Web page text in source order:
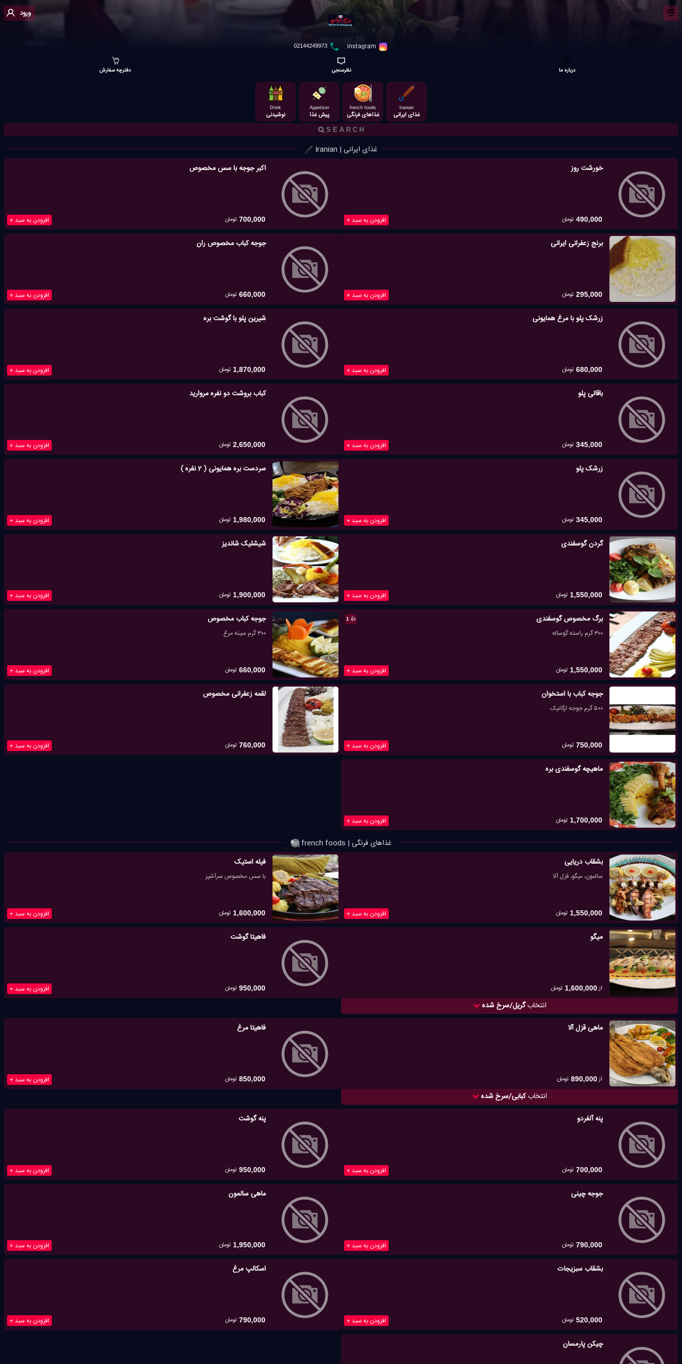
ورود
02144249973
درباره ما نظرسنجی دفترچه سفارش
Iranian
غذای ایرانی
french foods
غذاهای فرنگی
Appetizer
پیش غذا
Drink
نوشیدنی
غذای ایرانی | Iranian
خورشت روز
افزودن به سبد + 490,000 تومان
اکبر جوجه با سس مخصوص
افزودن به سبد + 700,000 تومان
برنج زعفرانی ایرانی
افزودن به سبد + 295,000 تومان
جوجه کباب مخصوص ران
افزودن به سبد + 660,000 تومان
زرشک پلو با مرغ همایونی
افزودن به سبد + 680,000 تومان
شیرین پلو با گوشت بره
افزودن به سبد + 1,870,000 تومان
باقالی پلو
افزودن به سبد + 345,000 تومان
کباب بروشت دو نفره مروارید
افزودن به سبد + 2,650,000 تومان
زرشک پلو
افزودن به سبد + 345,000 تومان
سردست بره همایونی ( 2 نفره )
افزودن به سبد + 1,980,000 تومان
گردن گوسفندی
افزودن به سبد + 1,550,000 تومان
شیشلیک شاندیز
افزودن به سبد + 1,900,000 تومان
👍
1 برگ مخصوص گوسفندی
۳۰۰ گرم راسته گوساله
افزودن به سبد + 1,550,000 تومان
جوجه کباب مخصوص
۳۰۰ گرم سینه مرغ
افزودن به سبد + 660,000 تومان
جوجه کباب با استخوان
۵۰۰ گرم جوجه ارگانیک
افزودن به سبد + 750,000 تومان
لقمه زعفرانی مخصوص
افزودن به سبد + 760,000 تومان
ماهیچه گوسفندی بره
افزودن به سبد + 1,700,000 تومان
غذاهای فرنگی | french foods
بشقاب دریایی
سالمون، میگو، قزل آلا
افزودن به سبد + 1,550,000 تومان
فیله استیک
با سس مخصوص سرآشپز
افزودن به سبد + 1,600,000 تومان
میگو
از1,600,000 تومان
انتخابگریل/سرخ شده
فاهیتا گوشت
افزودن به سبد + 950,000 تومان
ماهی قزل آلا
از890,000 تومان
انتخابکبابی/سرخ شده
فاهیتا مرغ
افزودن به سبد + 850,000 تومان
پنه آلفردو
افزودن به سبد + 700,000 تومان
پنه گوشت
افزودن به سبد + 950,000 تومان
جوجه چینی
افزودن به سبد + 790,000 تومان
ماهی سالمون
افزودن به سبد + 1,950,000 تومان
بشقاب سبزیجات
افزودن به سبد + 520,000 تومان
اسکالپ مرغ
افزودن به سبد + 790,000 تومان
چیکن پارمسان